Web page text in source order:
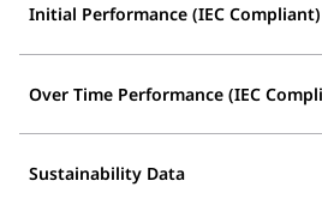
Initial Performance (IEC Compliant)
Over Time Performance (IEC
Sustainability Data